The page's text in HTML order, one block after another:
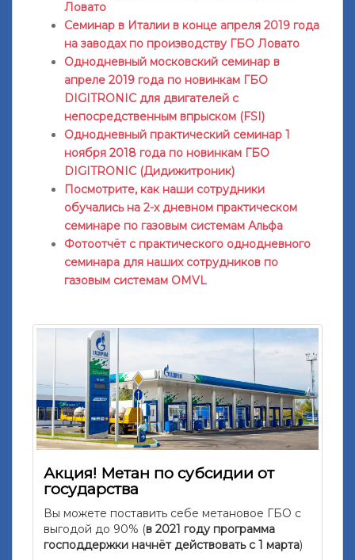
Ловато
Семинар в Италии в конце апреля 2019 года
на заводах по производству ГБО Ловато
Однодневный московский семинар в
апреле 2019 года по новинкам ГБО
DIGITRONIC для двигателей с
непосредственным впрыском (FSI)
Однодневный практический семинар 1
ноября 2018 года по новинкам ГБО
DIGITRONIC (Дидижитроник)
Посмотрите, как наши сотрудники
обучались на 2-х дневном практическом
семинаре по газовым системам Альфа
Фотоотчёт с практического однодневного
семинара для наших сотрудников по
газовым системам OMVL
Акция! Метан по субсидии от
государства
Вы можете поставить себе метановое ГБО с
выгодой до 90% (в 2021 году программа
господдержки начнёт действовать с 1 марта)